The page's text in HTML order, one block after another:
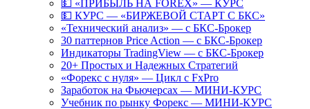
💵 «ПРИБЫЛЬ НА FOREX» — КУРС
💵 КУРС — «БИРЖЕВОЙ СТАРТ С БКС»
«Технический анализ» — с БКС-Брокер
30 паттернов Price Action — с БКС-Брокер
Индикаторы TradingView — с БКС-Брокер
20+ Простых и Надежных Стратегий
«Форекс с нуля» — Цикл с FxPro
Заработок на Фьючерсах — МИНИ-КУРС
Учебник по рынку Форекс — МИНИ-КУРС